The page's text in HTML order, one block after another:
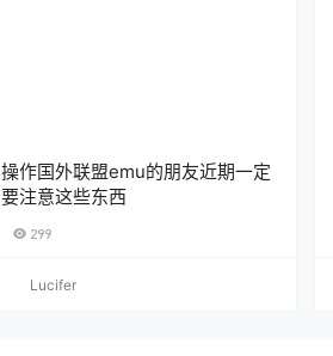
操作国外联盟emu的朋友近期一定
要注意这些东西
299
Lucifer